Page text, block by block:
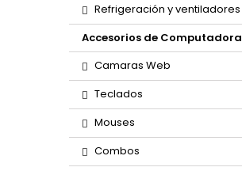
Refrigeración y ventiladores
Accesorios de Computadora
Camaras Web
Teclados
Mouses
Combos